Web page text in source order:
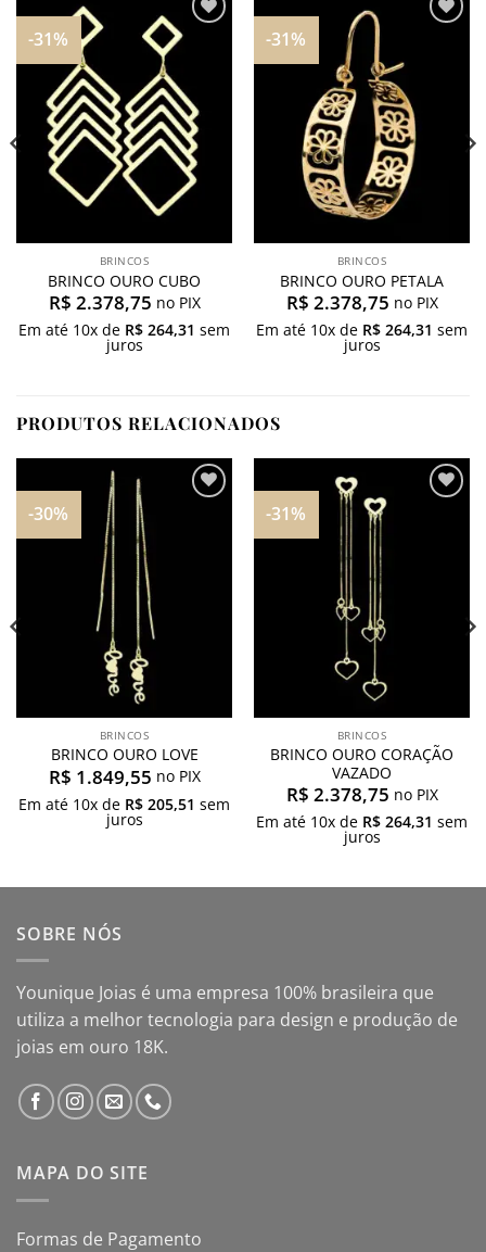
-31%
Adicionar
desejos
BRINCOS
BRINCO OURO CUBO
R$ 2.378,75 no PIX
Em até 10x de R$ 264,31 sem
juros
-31%
BRINCOS
BRINCO OURO PETALA
R$ 2.378,75 no PIX
Em até 10x de R$ 264,31 sem
juros
PRODUTOS RELACIONADOS
-30%
BRINCOS
BRINCO OURO LOVE
R$ 1.849,55 no PIX
Em até 10x de R$ 205,51 sem
juros
-31%
BRINCOS
BRINCO OURO CORAÇÃO
VAZADO
R$ 2.378,75 no PIX
Em até 10x de R$ 264,31 sem
juros
SOBRE NÓS
Younique Joias é uma empresa 100% brasileira que
utiliza a melhor tecnologia para design e produção de
joias em ouro 18K.
MAPA DO SITE
Formas de Pagamento